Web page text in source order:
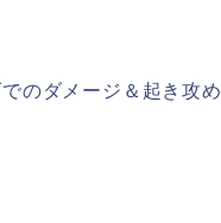
のダメージ＆起き攻め